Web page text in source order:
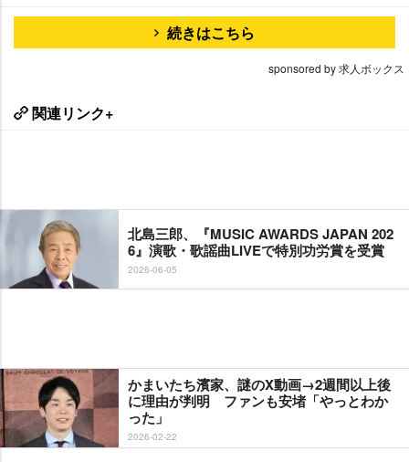
続きはこちら
sponsored by 求人ボックス
関連リンク+
北島三郎、『MUSIC AWARDS JAPAN 202
6』演歌・歌謡曲LIVEで特別功労賞を受賞
2026-06-05
かまいたち濱家、謎のX動画→2週間以上後
に理由が判明 ファンも安堵「やっとわか
った」
2026-02-22